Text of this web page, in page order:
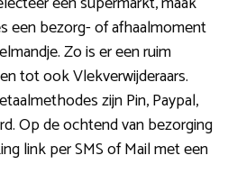
een bezorg- of afhaalmoment
Zo is er een ruim
tot ook Vlekverwijderaars.
zijn Pin, Paypal,
Op de ochtend van bezorging
link per SMS of Mail met een